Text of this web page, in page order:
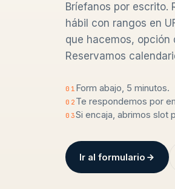
Bríefanos por escrito.
hábil con rangos en
que hacemos, opción
Reservamos
01 Form abajo, 5 minutos.
02 Te respondemos por
03Si encaja, abrimos slot
Ir al formulario